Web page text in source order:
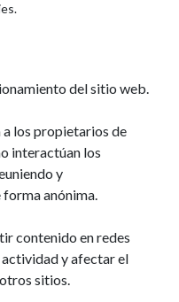
del sitio web.
a los propietarios de
interactúan los
y
anónima.
contenido en redes
actividad y afectar el
sitios.